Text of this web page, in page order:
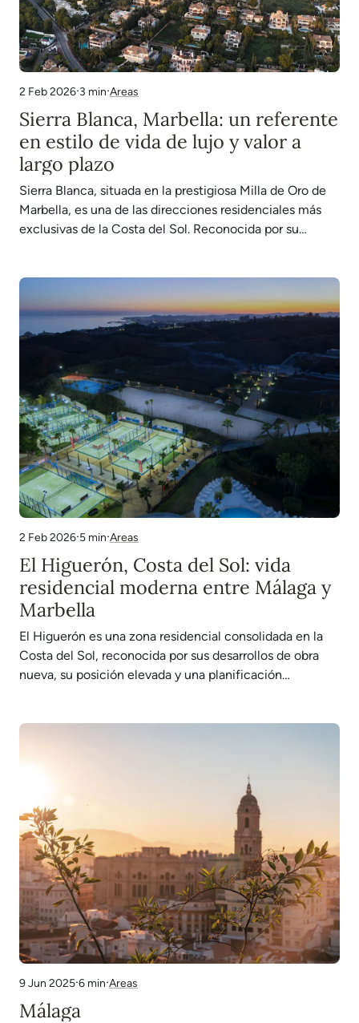
2 Feb 2026·3 min·Areas
Sierra Blanca, Marbella: un referente
en estilo de vida de lujo y valor a
largo plazo
Sierra Blanca, situada en la prestigiosa Milla de Oro de
Marbella, es una de las direcciones residenciales más
exclusivas de la Costa del Sol. Reconocida por su
de forma constante a compradores que buscan…
2 Feb 2026·5 min·Areas
El Higuerón, Costa del Sol: vida
residencial moderna entre Málaga y
Marbella
El Higuerón es una zona residencial consolidada en la
Costa del Sol, reconocida por sus desarrollos de obra
nueva, su posición elevada y una planificación
entre arquitectura contemporánea y calidad de vida.
9 Jun 2025·6 min·Areas
Málaga